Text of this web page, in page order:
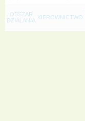
OBSZAR
DZIAŁANIA KIEROWNICTWO